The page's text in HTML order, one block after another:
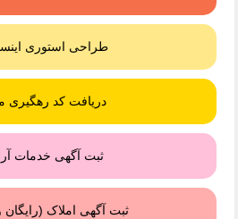
طراحی استوری
دریافت کد رهگیری
ثبت آگهی خدمات
ثبت آگهی املاک (رایگان